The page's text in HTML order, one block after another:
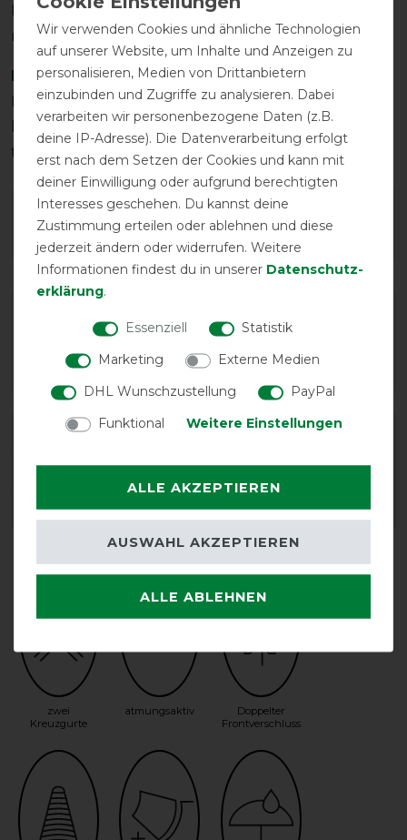
Metallbeschläge aus Zink und Stahl ergänzen die
robuste Ausstattung.
Pflegehinweis
Maschinenwaschbar bei 30 Grad. Vorzugsweise
keinen Weichspüler verwenden. Nicht im Trockner
trocknen und nicht chemisch reinigen.
Wie hat dir die Artikelbeschreibung
gefallen?
Varianten-ID: 89150
SKU:6398 CHP 175
EAN:8718369355182
zwei
Kreuzgurte
atmungsaktiv
Doppelter
Frontverschluss
Wir verwenden Cookies und ähnliche Technologien
auf unserer Website, um Inhalte und Anzeigen zu
personalisieren, Medien von Drittanbietern
einzubinden und Zugriffe zu analysieren. Dabei
verarbeiten wir personenbezogene Daten (z.B.
deine IP-Adresse). Die Datenverarbeitung erfolgt
erst nach dem Setzen der Cookies und kann mit
deiner Einwilligung oder aufgrund berechtigten
Interesses geschehen. Du kannst deine
Zustimmung erteilen oder ablehnen und diese
jederzeit ändern oder widerrufen. Weitere
Informationen findest du in unserer Daten­schutz­
erklärung.
Essenziell
Statistik
Marketing
Externe Medien
DHL Wunschzustellung
PayPal
Funktional
Weitere Einstellungen
ALLE AKZEPTIEREN
ALLE ABLEHNEN
AUSWAHL AKZEPTIEREN